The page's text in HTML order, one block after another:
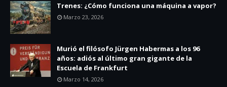
Trenes: ¿Cómo funciona una máquina a vapor?
Marzo 23, 2026
Murió el filósofo Jürgen Habermas a los 96
años: adiós al último gran gigante de la
Escuela de Frankfurt
Marzo 14, 2026